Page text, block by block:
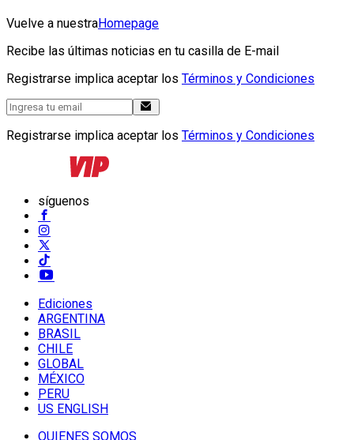
Vuelve a nuestraHomepage
Recibe las últimas noticias en tu casilla de E-mail
Registrarse implica aceptar los Términos y Condiciones
Registrarse implica aceptar los Términos y Condiciones
síguenos
Ediciones
ARGENTINA
BRASIL
CHILE
GLOBAL
MÉXICO
PERU
US ENGLISH
QUIENES SOMOS